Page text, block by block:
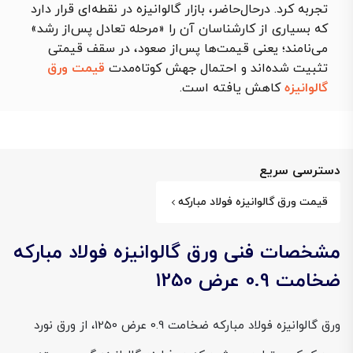
تجربه کرد. درحال‌حاضر، بازار گالوانیزه در نقطه‌ای قرار دارد
که بسیاری از کارشناسان آن را «مرحله تعادل پس‌از رشد»
می‌نامند؛ یعنی قیمت‌ها پس‌از صعود، در سقف قیمتی
تثبیت شده‌اند و احتمال جهش کوتاه‌مدت قیمت ورق
گالوانیزهکاهش یافته است.
دسترسی سریع
قیمت ورق گالوانیزه فولاد مبارکه
مشخصات فنی ورق گالوانیزه فولاد مبارکه
ضخامت 0.9 عرض 1250
ورق گالوانیزه فولاد مبارکه ضخامت 0.9 عرض 1250، از ورق نورد